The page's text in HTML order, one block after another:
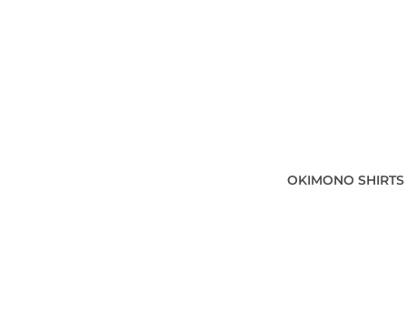
OKIMONO SHIRTS